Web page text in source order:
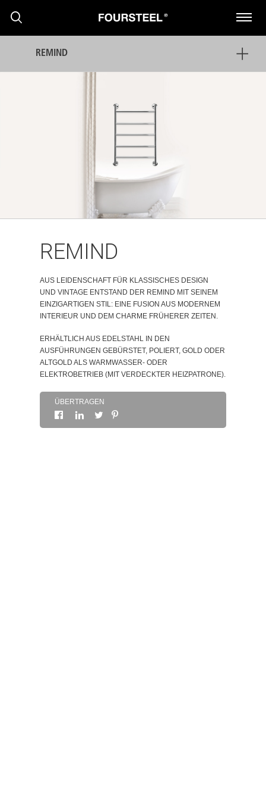
REMIND
REMIND
AUS LEIDENSCHAFT FÜR KLASSISCHES DESIGN
UND VINTAGE ENTSTAND DER REMIND MIT SEINEM
EINZIGARTIGEN STIL: EINE FUSION AUS MODERNEM
INTERIEUR UND DEM CHARME FRÜHERER ZEITEN.
ERHÄLTLICH AUS EDELSTAHL IN DEN
AUSFÜHRUNGEN GEBÜRSTET, POLIERT, GOLD ODER
ALTGOLD ALS WARMWASSER- ODER
ELEKTROBETRIEB (MIT VERDECKTER HEIZPATRONE).
ÜBERTRAGEN
PROJEKTE
PRESSEMITTEILUNGEN
NACHRICHTEN
SOBRE